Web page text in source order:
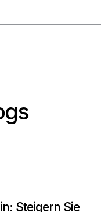
Steigern Sie